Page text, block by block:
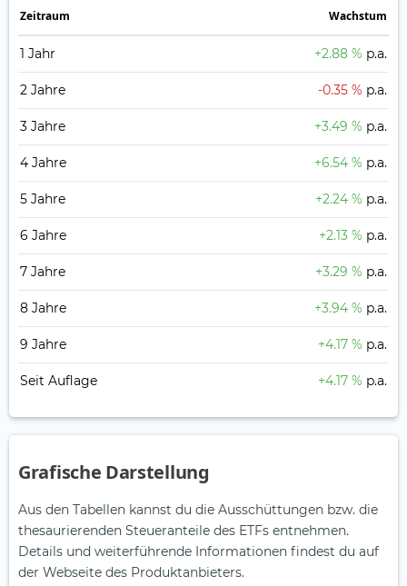
Zeitraum Wachstum
1 Jahr +2.88 % p.a.
2 Jahre -0.35 % p.a.
3 Jahre +3.49 % p.a.
4 Jahre +6.54 % p.a.
5 Jahre +2.24 % p.a.
6 Jahre +2.13 % p.a.
7 Jahre +3.29 % p.a.
8 Jahre +3.94 % p.a.
9 Jahre +4.17 % p.a.
Seit Auflage +4.17 % p.a.
Grafische Darstellung
Aus den Tabellen kannst du die Ausschüttungen bzw. die
thesaurierenden Steueranteile des ETFs entnehmen.
Details und weiterführende Informationen findest du auf
der Webseite des Produktanbieters.